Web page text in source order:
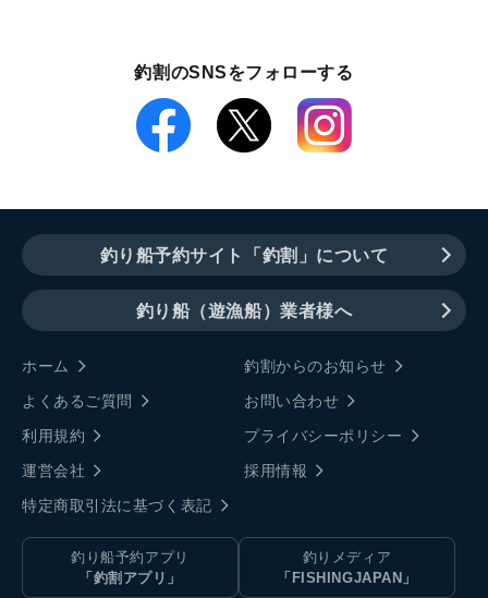
釣割のSNSをフォローする
釣り船予約サイト「釣割」について
釣り船（遊漁船）業者様へ
ホーム
釣割からのお知らせ
よくあるご質問
お問い合わせ
利用規約
プライバシーポリシー
運営会社
採用情報
特定商取引法に基づく表記
釣り船予約アプリ
「釣割アプリ」
釣りメディア
「FISHINGJAPAN」